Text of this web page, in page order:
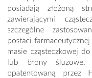
posiadają złożoną
zawierającymi
szczególne
postaci
masie cząsteczkowej
lub błony śluzowe.
opatentowaną